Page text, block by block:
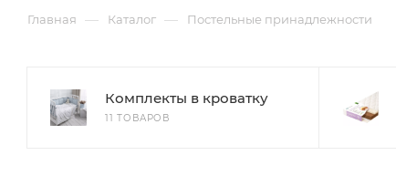
Главная — Каталог — Постельные принадлежности
Комплекты в кроватку
11 ТОВАРОВ